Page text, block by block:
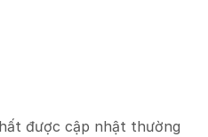
được cập nhật thường